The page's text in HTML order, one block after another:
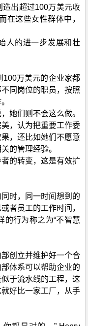
造出超过100万美元收
在这些女性群体中，
人的进一步发展和壮
100万美元的企业家都
同岗位的职员，按照
她们则不会这么做。
，认为把重要工作委
，还比如她们不愿意
的管理经验。
的转变，这是有效扩
时，同一时间想到的
者员工的工作时间，
的行为称之为“不智慧
创立并维护好一个合
体系可以帮助企业的
于流水线的工程，这
好比一家工厂，从手